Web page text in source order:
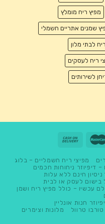
מפיץ ריח מומלץ
שמנים אתריים חשמלי
לבתי מלון
ריח לעסקים
לשירותים
מפיצי ריח חשמליים – בלוג
דיפיוזר ניחוחות חכמים
בישום לעסק או לבית
עכשיו – כולל מפיץ ריח ושמן
חנות אונליין
טורבו טרוול
מלונות וצימרים